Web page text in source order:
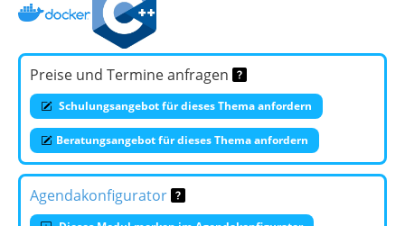
Preise und Termine anfragen
Schulungsangebot für dieses Thema anfordern
Beratungsangebot für dieses Thema anfordern
Agendakonfigurator